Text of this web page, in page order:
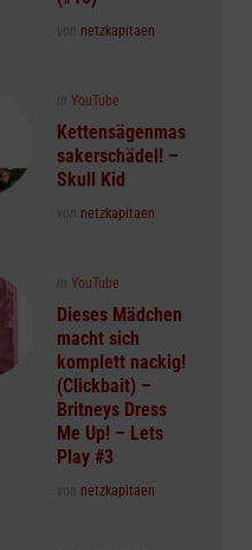
Posted
von netzkapitaen
Posted
in
in YouTube
Kettensägenmas
sakerschädel! –
Skull Kid
Posted
von netzkapitaen
Posted
in
in YouTube
Dieses Mädchen
macht sich
komplett nackig!
(Clickbait) –
Britneys Dress
Me Up! – Lets
Play #3
Posted
von netzkapitaen